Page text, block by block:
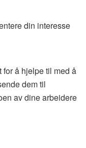
din interesse
å hjelpe til med å
dem til
av dine arbeidere